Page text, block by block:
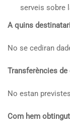
serveis sobre
A quins
No se cediran
Transferències
No estan
Com hem